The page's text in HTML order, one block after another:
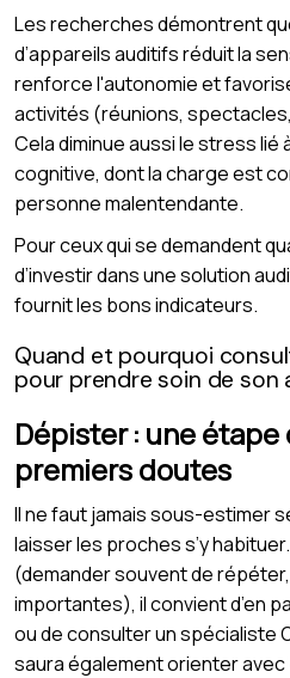
Les recherches démontrent
d’appareils auditifs réduit la
renforce l'autonomie et
activités (réunions,
Cela diminue aussi le stress lié
cognitive, dont la charge est
personne malentendante.
Pour ceux qui se demandent
d’investir dans une solution
fournit les bons indicateurs.
Quand et pourquoi
pour prendre soin de son
Dépister : une
premiers doutes
Il ne faut jamais sous-estimer
laisser les proches s’y
(demander souvent de
importantes), il convient d’en
ou de consulter un spécialiste
saura également orienter